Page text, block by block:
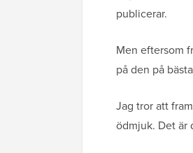
publicerar.
Men eftersom
på den på
Jag tror att
ödmjuk. Det är